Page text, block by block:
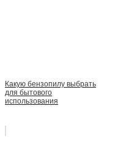
Какую бензопилу выбрать
для бытового
использования